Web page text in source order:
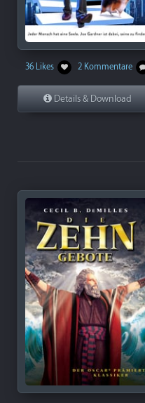
36 Likes 2 Kommentare
Details & Download